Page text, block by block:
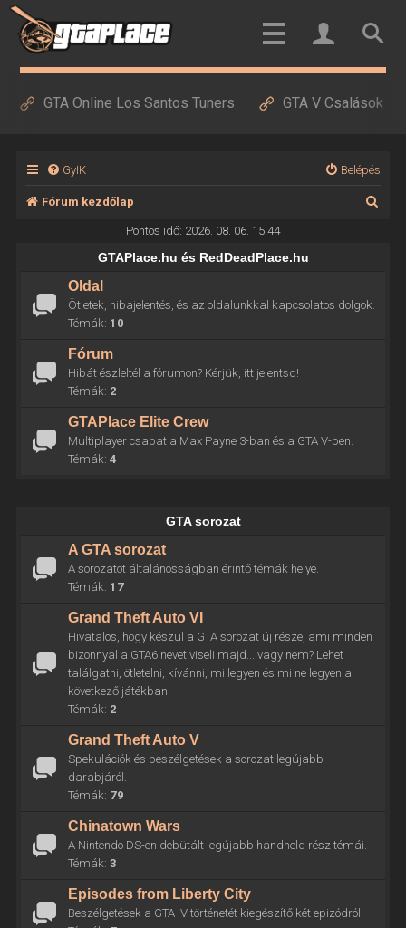
GTA Online Los Santos Tuners GTA V Csalások
GyIK Belépés
Fórum kezdőlap
Pontos idő: 2026. 08. 06. 15:44
GTAPlace.hu és RedDeadPlace.hu
Oldal
Ötletek, hibajelentés, és az oldalunkkal kapcsolatos dolgok.
Témák: 10
Fórum
Hibát észleltél a fórumon? Kérjük, itt jelentsd!
Témák: 2
GTAPlace Elite Crew
Multiplayer csapat a Max Payne 3-ban és a GTA V-ben.
Témák: 4
GTA sorozat
A GTA sorozat
A sorozatot általánosságban érintő témák helye.
Témák: 17
Grand Theft Auto VI
Hivatalos, hogy készül a GTA sorozat új része, ami minden
bizonnyal a GTA6 nevet viseli majd... vagy nem? Lehet
találgatni, ötletelni, kívánni, mi legyen és mi ne legyen a
következő játékban.
Témák: 2
Grand Theft Auto V
Spekulációk és beszélgetések a sorozat legújabb
darabjáról.
Témák: 79
Chinatown Wars
A Nintendo DS-en debütált legújabb handheld rész témái.
Témák: 3
Episodes from Liberty City
Beszélgetések a GTA IV történetét kiegészítő két epizódról.